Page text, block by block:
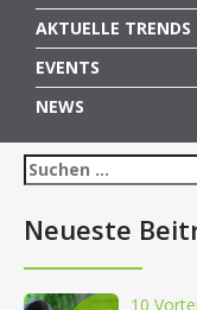
AKTUELLE TRENDS
EVENTS
NEWS
Suchen
nach:
Neueste
10